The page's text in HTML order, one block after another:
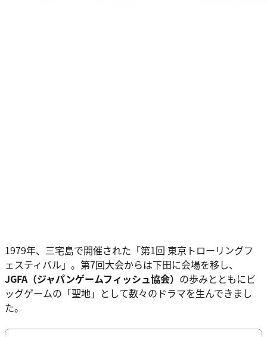
1979年、三宅島で開催された「第1回 東京トローリングフ
ェスティバル」。第7回大会からは下田に会場を移し、
JGFA（ジャパンゲームフィッシュ協会） の歩みとともにビ
ッグゲームの「聖地」として数々のドラマを生んできまし
た。